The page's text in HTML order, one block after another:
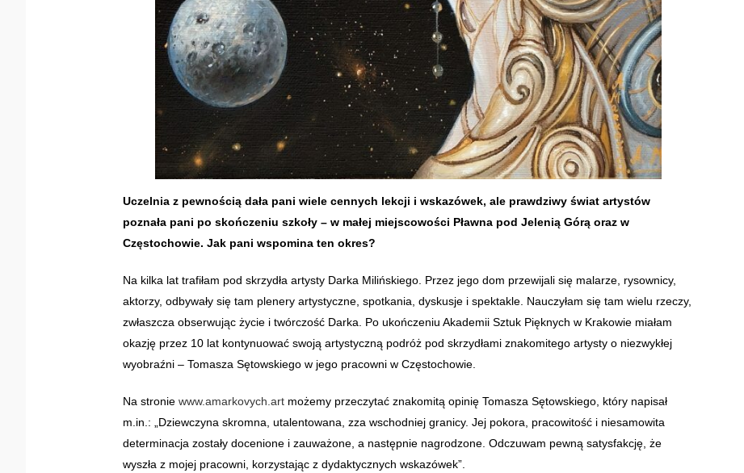
Uczelnia z pewnością dała pani wiele cennych lekcji i wskazówek, ale prawdziwy świat artystów
poznała pani po skończeniu szkoły – w małej miejscowości Pławna pod Jelenią Górą oraz w
Częstochowie. Jak pani wspomina ten okres?
Na kilka lat trafiłam pod skrzydła artysty Darka Milińskiego. Przez jego dom przewijali się malarze, rysownicy,
aktorzy, odbywały się tam plenery artystyczne, spotkania, dyskusje i spektakle. Nauczyłam się tam wielu rzeczy,
zwłaszcza obserwując życie i twórczość Darka. Po ukończeniu Akademii Sztuk Pięknych w Krakowie miałam
okazję przez 10 lat kontynuować swoją artystyczną podróż pod skrzydłami znakomitego artysty o niezwykłej
wyobraźni – Tomasza Sętowskiego w jego pracowni w Częstochowie.
Na stronie www.amarkovych.art możemy przeczytać znakomitą opinię Tomasza Sętowskiego, który napisał
m.in.: „Dziewczyna skromna, utalentowana, zza wschodniej granicy. Jej pokora, pracowitość i niesamowita
determinacja zostały docenione i zauważone, a następnie nagrodzone. Odczuwam pewną satysfakcję, że
wyszła z mojej pracowni, korzystając z dydaktycznych wskazówek”.